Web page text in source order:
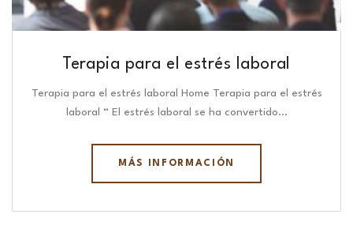
Terapia para el estrés laboral
Terapia para el estrés laboral Home Terapia para el estrés
laboral “ El estrés laboral se ha convertido…
MÁS INFORMACIÓN